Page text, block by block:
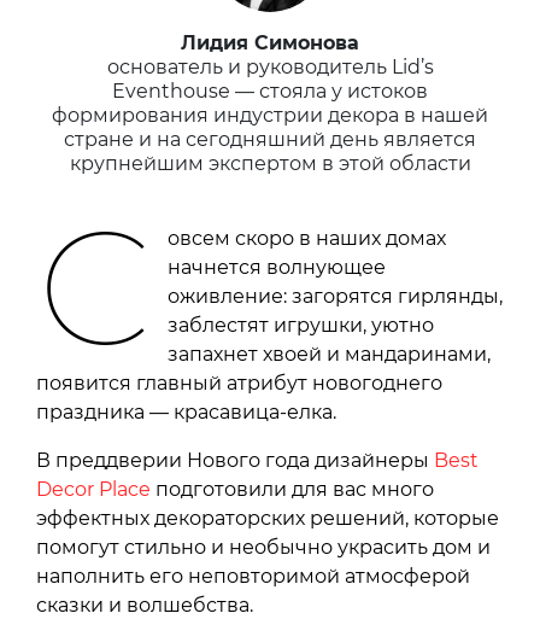
Лидия Симонова
основатель и руководитель Lid’s
Eventhouse — стояла у истоков
формирования индустрии декора в нашей
стране и на сегодняшний день является
крупнейшим экспертом в этой области
С
овсем скоро в наших домах
начнется волнующее
оживление: загорятся гирлянды,
заблестят игрушки, уютно
запахнет хвоей и мандаринами,
появится главный атрибут новогоднего
праздника — красавица-елка.
В преддверии Нового года дизайнеры Best
Decor Place подготовили для вас много
эффектных декораторских решений, которые
помогут стильно и необычно украсить дом и
наполнить его неповторимой атмосферой
сказки и волшебства.